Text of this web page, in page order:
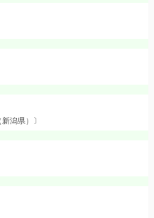
潟県）〕